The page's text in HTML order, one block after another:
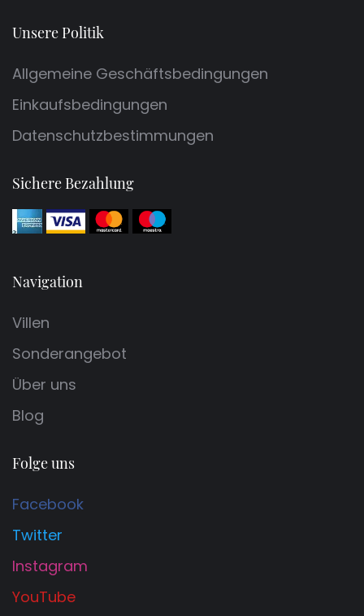
Unsere Politik
Allgemeine Geschäftsbedingungen
Einkaufsbedingungen
Datenschutzbestimmungen
Sichere Bezahlung
Navigation
Villen
Sonderangebot
Über uns
Blog
Folge uns
Facebook
Twitter
Instagram
YouTube